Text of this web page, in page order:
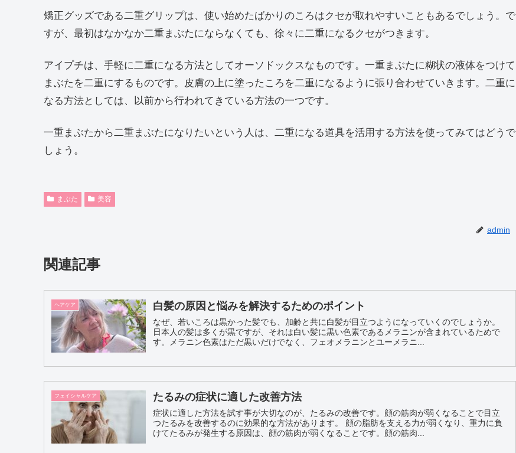
矯正グッズである二重グリップは、使い始めたばかりのころはクセが取れやすいこともあるでしょう。で
すが、最初はなかなか二重まぶたにならなくても、徐々に二重になるクセがつきます。
アイプチは、手軽に二重になる方法としてオーソドックスなものです。一重まぶたに糊状の液体をつけて
まぶたを二重にするものです。皮膚の上に塗ったころを二重になるように張り合わせていきます。二重に
なる方法としては、以前から行われてきている方法の一つです。
一重まぶたから二重まぶたになりたいという人は、二重になる道具を活用する方法を使ってみてはどうで
しょう。
まぶた 美容
admin
関連記事
ヘアケア 白髪の原因と悩みを解決するためのポイント
なぜ、若いころは黒かった髪でも、加齢と共に白髪が目立つようになっていくのでしょうか。
日本人の髪は多くが黒ですが、それは白い髪に黒い色素であるメラニンが含まれているためで
す。メラニン色素はただ黒いだけでなく、フェオメラニンとユーメラニ...
フェイシャルケア たるみの症状に適した改善方法
症状に適した方法を試す事が大切なのが、たるみの改善です。顔の筋肉が弱くなることで目立
つたるみを改善するのに効果的な方法があります。 顔の脂肪を支える力が弱くなり、重力に負
けてたるみが発生する原因は、顔の筋肉が弱くなることです。顔の筋肉...